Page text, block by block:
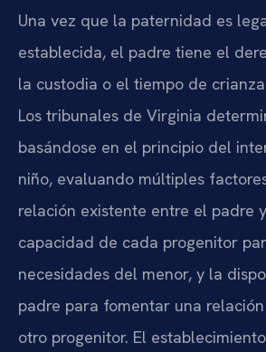
Una vez que la paternidad es
establecida, el padre tiene el
la custodia o el tiempo de
Los tribunales de Virginia
basándose en el principio del
niño, evaluando múltiples
relación existente entre el padre
capacidad de cada progenitor
necesidades del menor, y la
padre para fomentar una
otro progenitor. El